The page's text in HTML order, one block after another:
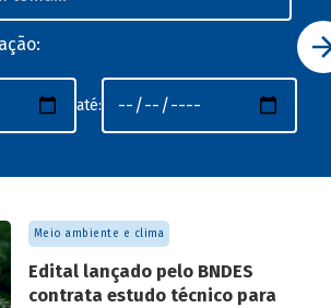
até:
Meio ambiente e clima
Edital lançado pelo BNDES
contrata estudo técnico para